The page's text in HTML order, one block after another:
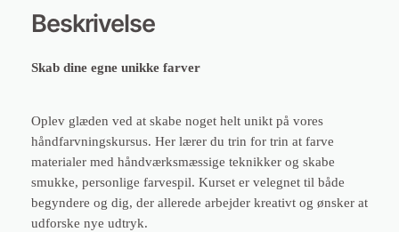
v
i
s
k
u
r
s
Beskrivelse
Skab dine egne unikke farver
Oplev glæden ved at skabe noget helt unikt på vores
håndfarvningskursus. Her lærer du trin for trin at farve
materialer med håndværksmæssige teknikker og skabe
smukke, personlige farvespil. Kurset er velegnet til både
begyndere og dig, der allerede arbejder kreativt og ønsker at
udforske nye udtryk.